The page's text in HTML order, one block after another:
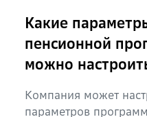
Какие
пенсионной
можно
Компания может
параметров